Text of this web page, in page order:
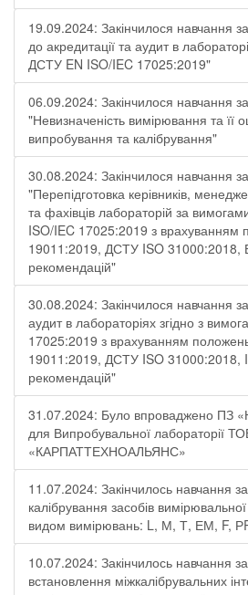
19.09.2024: Закінчилося навчання
до акредитації та аудит в
ДСТУ EN ISO/IEC 17025:2019"
06.09.2024: Закінчилося навчання
"Невизначеність вимірювання та її
випробування та калібрування"
30.08.2024: Закінчилося навчання
"Перепідготовка керівників,
та фахівців лабораторій за
ISO/IEC 17025:2019 з
19011:2019, ДСТУ ISO 31000:2018,
рекомендацій"
30.08.2024: Закінчилося навчання
аудит в лабораторіях згідно з
17025:2019 з врахуванням
19011:2019, ДСТУ ISO 31000:2018,
рекомендацій"
31.07.2024: Було впроваджено ПЗ
для Випробувальної лабораторії
«КАРПАТТЕХНОАЛЬЯНС»
11.07.2024: Закінчилось навчання
калібрування засобів
видом вимірювань: L, М, Т, ЕМ, F,
10.07.2024: Закінчилось навчання
встановлення міжкалібрувальних